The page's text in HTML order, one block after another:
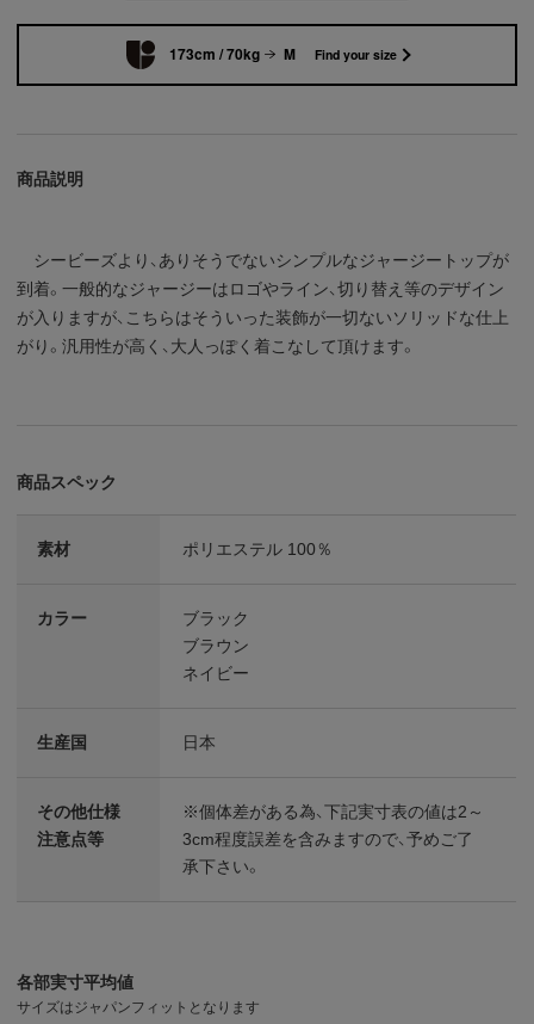
173cm / 70kg M Find your size
商品説明
シービーズより、ありそうでないシンプルなジャージートップが
到着。一般的なジャージーはロゴやライン、切り替え等のデザイン
が入りますが、こちらはそういった装飾が一切ないソリッドな仕上
がり。汎用性が高く、大人っぽく着こなして頂けます。
商品スペック
素材 ポリエステル 100％
カラー
ブラック
ブラウン
ネイビー
生産国 日本
その他仕様
注意点等
※個体差がある為、下記実寸表の値は2～
3cm程度誤差を含みますので、予めご了
承下さい。
各部実寸平均値
サイズはジャパンフィットとなります